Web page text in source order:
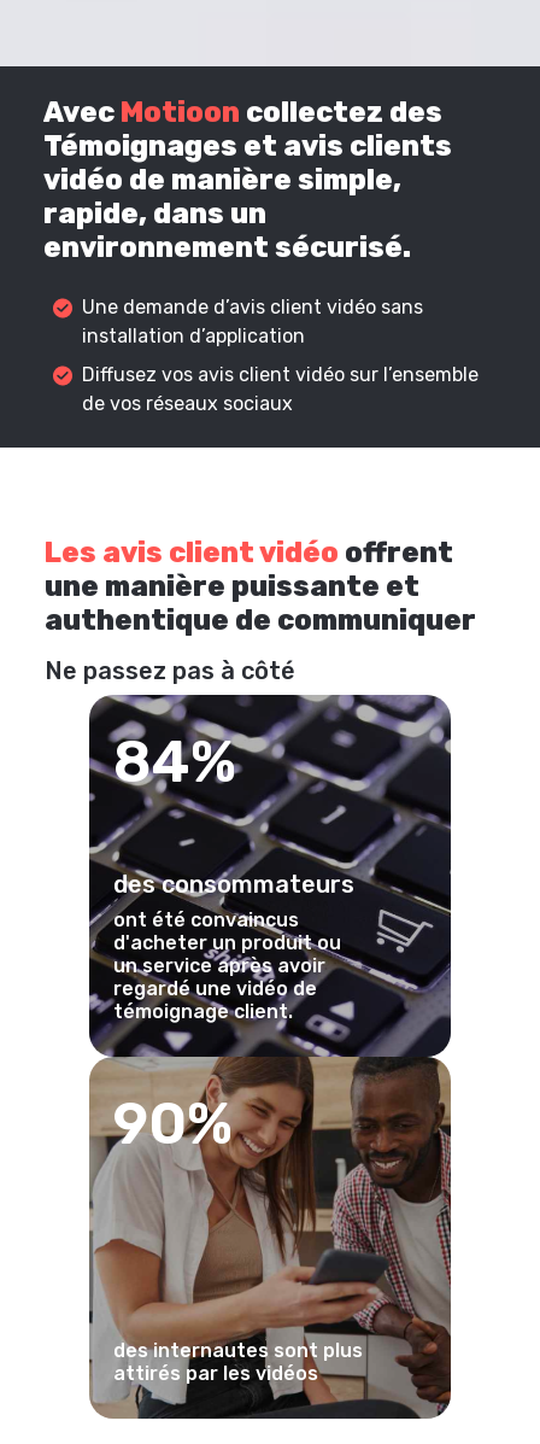
Avec Motioon collectez des
Témoignages et avis clients
vidéo de manière simple,
rapide, dans un
environnement sécurisé.
Une demande d’avis client vidéo sans
installation d’application
Diffusez vos avis client vidéo sur l’ensemble
de vos réseaux sociaux
Les avis client vidéo offrent
une manière puissante et
authentique de communiquer
Ne passez pas à côté
84%
des consommateurs
ont été convaincus
d'acheter un produit ou
un service après avoir
regardé une vidéo de
témoignage client.
90%
des internautes sont plus
attirés par les vidéos